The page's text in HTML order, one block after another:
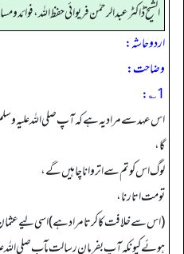
الشیخ ڈاکٹر عبد الرحمٰن فریوائی حفظ اللہ، فوائد
اردو حاشہ:
وضاحت:
1؎:
اس عہد سے مراد یہ ہے کہ آپ صلی اللہ علیہ وسلم
گا،
لو گ اس کو تم سے اتروانا چاہیں گے،
تو مت اتارنا،
(اس سے خلافت کا کرتا مراد ہے) اسی لیے
ہوئے کیونکہ آپ بفرمانِ رسالت مآب صلی اللہ